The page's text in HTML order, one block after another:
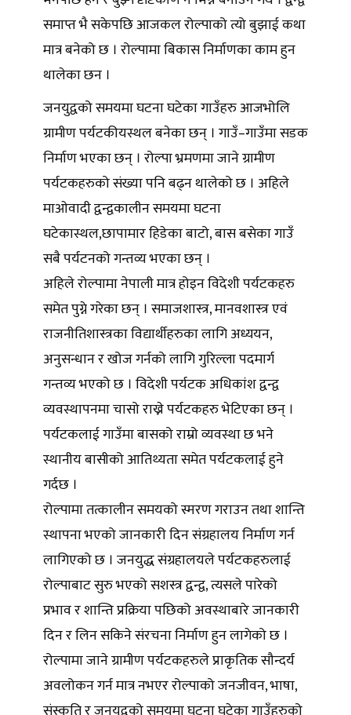
समाप्त भै सकेपछि आजकल रोल्पाको त्यो बुझाई कथा
मात्र बनेको छ । रोल्पामा बिकास निर्माणका काम हुन
थालेका छन ।
जनयुद्वको समयमा घटना घटेका गाउँहरु आजभोलि
ग्रामीण पर्यटकीयस्थल बनेका छन् । गाउँ–गाउँमा सडक
निर्माण भएका छन् । रोल्पा भ्रमणमा जाने ग्रामीण
पर्यटकहरुको संख्या पनि बढ्न थालेको छ । अहिले
माओवादी द्वन्द्वकालीन समयमा घटना
घटेकास्थल,छापामार हिडेका बाटो, बास बसेका गाउँ
सबै पर्यटनको गन्तव्य भएका छन् ।
अहिले रोल्पामा नेपाली मात्र होइन विदेशी पर्यटकहरु
समेत पुग्ने गरेका छन् । समाजशास्त्र, मानवशास्त्र एवं
राजनीतिशास्त्रका विद्यार्थीहरुका लागि अध्ययन,
अनुसन्धान र खोज गर्नको लागि गुरिल्ला पदमार्ग
गन्तव्य भएको छ । विदेशी पर्यटक अधिकांश द्वन्द्व
व्यवस्थापनमा चासो राख्ने पर्यटकहरु भेटिएका छन् ।
पर्यटकलाई गाउँमा बासको राम्रो व्यवस्था छ भने
स्थानीय बासीको आतिथ्यता समेत पर्यटकलाई हुने
गर्दछ ।
रोल्पामा तत्कालीन समयको स्मरण गराउन तथा शान्ति
स्थापना भएको जानकारी दिन संग्रहालय निर्माण गर्न
लागिएको छ । जनयुद्ध संग्रहालयले पर्यटकहरुलाई
रोल्पाबाट सुरु भएको सशस्त्र द्वन्द्व, त्यसले पारेको
प्रभाव र शान्ति प्रक्रिया पछिको अवस्थाबारे जानकारी
दिन र लिन सकिने संरचना निर्माण हुन लागेको छ ।
रोल्पामा जाने ग्रामीण पर्यटकहरुले प्राकृतिक सौन्दर्य
अवलोकन गर्न मात्र नभएर रोल्पाको जनजीवन, भाषा,